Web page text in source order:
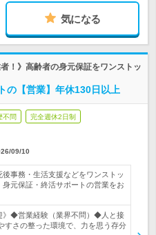
気になる
！》高齢者の身元保証をワンストッ
の【営業】年休130日以上
不問 完全週休2日制
09/10
事務・生活支援などをワンストッ
元保証・終活サポートの営業をお
》◆営業経験（業界不問）◆人と接
すさの整った環境で、力を思う存分